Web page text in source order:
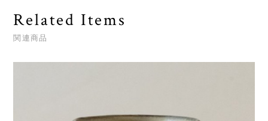
Related Items
関連商品